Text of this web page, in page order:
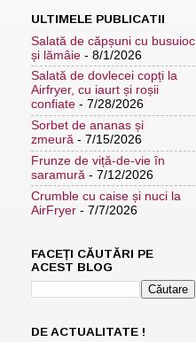
ULTIMELE PUBLICATII
Salată de căpșuni cu busuioc
și lămâie - 8/1/2026
Salată de dovlecei copți la
Airfryer, cu iaurt și roșii
confiate - 7/28/2026
Sorbet de ananas și
zmeură - 7/15/2026
Frunze de viță-de-vie în
saramură - 7/12/2026
Crumble cu caise și nuci la
AirFryer - 7/7/2026
FACEȚI CĂUTĂRI PE
ACEST BLOG
DE ACTUALITATE !